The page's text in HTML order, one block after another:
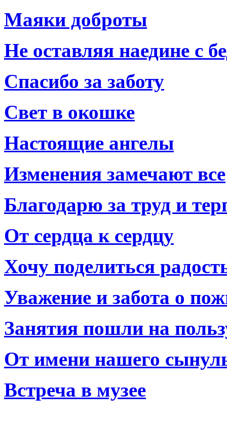
Маяки доброты
Не оставляя наедине с
Спасибо за заботу
Свет в окошке
Настоящие ангелы
Изменения замечают все
Благодарю за труд и
От сердца к сердцу
Хочу поделиться
Уважение и забота о
Занятия пошли на
От имени нашего
Встреча в музее